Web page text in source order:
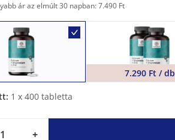
ár az elmúlt 30 napban: 7.490 Ft
7.290 Ft / db
1 x 400 tabletta
+